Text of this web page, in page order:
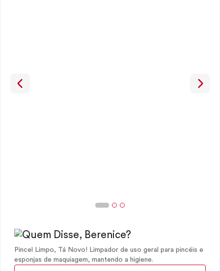
Pincel Limpo, Tá Novo! Limpador de uso geral para pincéis e
esponjas de maquiagem, mantendo a higiene.